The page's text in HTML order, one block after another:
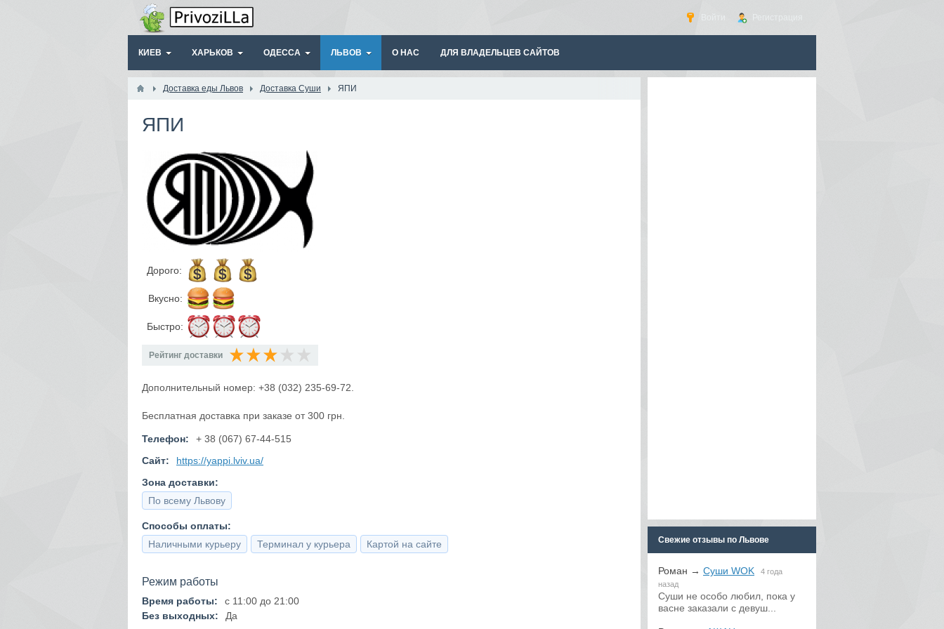
КИЕВ ХАРЬКОВ ОДЕССА ЛЬВОВ О НАС ДЛЯ ВЛАДЕЛЬЦЕВ САЙТОВ
Доставка еды Львов Доставка Суши ЯПИ
ЯПИ
Дорого:
Вкусно:
Быстро:
Рейтинг доставки
Дополнительный номер: +38 (032) 235-69-72.
Бесплатная доставка при заказе от 300 грн.
Телефон:
+ 38 (067) 67-44-515
Сайт:
https://yappi.lviv.ua/
Зона доставки:
По всему Львову
Способы оплаты:
Наличными курьеру
Терминал у курьера Картой на сайте
Режим работы
Время работы:
с 11:00 до 21:00
Без выходных:
Да
Свежие отзывы по Львове
Роман → Суши WOK
4 года
назад
Суши не особо любил, пока у
васне заказали с девуш...